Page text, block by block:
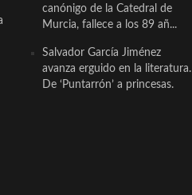
canónigo de la Catedral de
Murcia, fallece a los 89 añ...
Salvador García Jiménez
avanza erguido en la literatura.
De ‘Puntarrón’ a princesas.